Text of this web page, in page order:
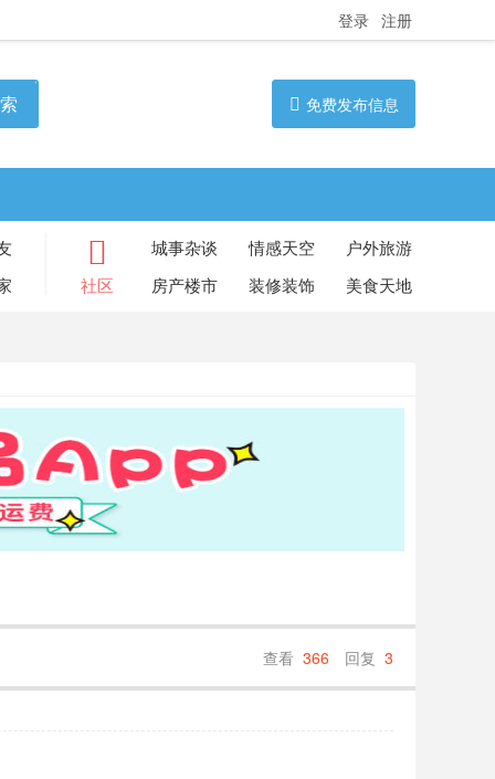
登录 注册
免费发布信息
社区
城事杂谈 情感天空
户外旅游
房产楼市
装修装饰 美食天地
查看 366 回复 3